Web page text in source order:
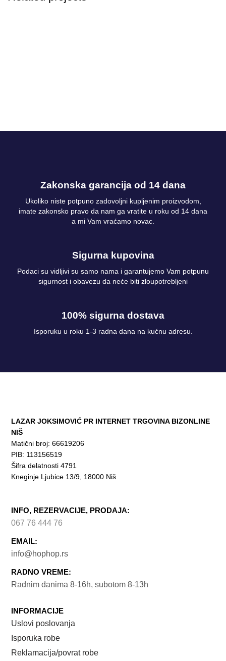
Zakonska garancija od 14 dana
Ukoliko niste potpuno zadovoljni kupljenim proizvodom,
imate zakonsko pravo da nam ga vratite u roku od 14 dana
a mi Vam vraćamo novac.
Sigurna kupovina
Podaci su vidljivi su samo nama i garantujemo Vam potpunu
sigurnost i obavezu da neće biti zloupotrebljeni
100% sigurna dostava
Isporuku u roku 1-3 radna dana na kućnu adresu.
LAZAR JOKSIMOVIĆ PR INTERNET TRGOVINA BIZONLINE
NIŠ
Matični broj: 66619206
PIB: 113156519
Šifra delatnosti 4791
Kneginje Ljubice 13/9, 18000 Niš
INFO, REZERVACIJE, PRODAJA:
067 76 444 76
EMAIL:
info@hophop.rs
RADNO VREME:
Radnim danima 8-16h, subotom 8-13h
INFORMACIJE
Uslovi poslovanja
Isporuka robe
Reklamacija/povrat robe